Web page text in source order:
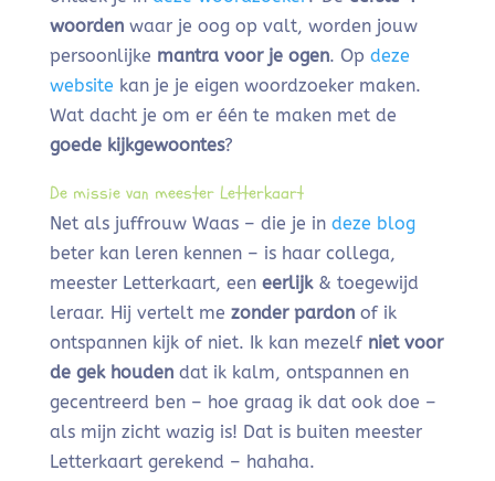
woordenwaar je oog op valt, worden jouw
persoonlijke mantra voor je ogen. Op deze
website kan je je eigen woordzoeker maken.
Wat dacht je om er één te maken met de
goede kijkgewoontes?
De missie van meester Letterkaart
Net als juffrouw Waas – die je in deze blog
beter kan leren kennen – is haar collega,
meester Letterkaart, een eerlijk& toegewijd
leraar. Hij vertelt me zonder pardonof ik
ontspannen kijk of niet. Ik kan mezelf niet voor
de gek houdendat ik kalm, ontspannen en
gecentreerd ben – hoe graag ik dat ook doe –
als mijn zicht wazig is! Dat is buiten meester
Letterkaart gerekend – hahaha.